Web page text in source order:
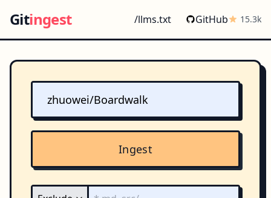
Gitingest /llms.txt GitHub 15.3k
Ingest